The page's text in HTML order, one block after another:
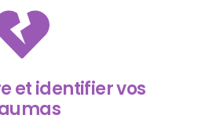
et identifier vos